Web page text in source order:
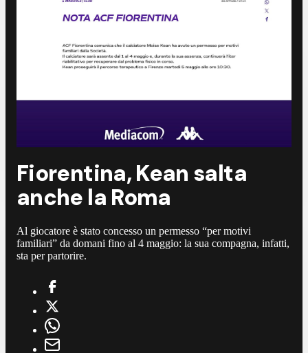
Fiorentina, Kean salta
anche la Roma
Al giocatore è stato concesso un permesso “per motivi
familiari” da domani fino al 4 maggio: la sua compagna, infatti,
sta per partorire.